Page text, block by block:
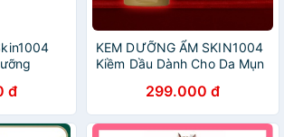
210ml
đ
KEM DƯỠNG ẨM SKIN1004
Kiềm Dầu Dành Cho Da Mụn
Madagascar Centella
Asiatica CREAM 75g [NẮP
VÀNG]
299.000 đ